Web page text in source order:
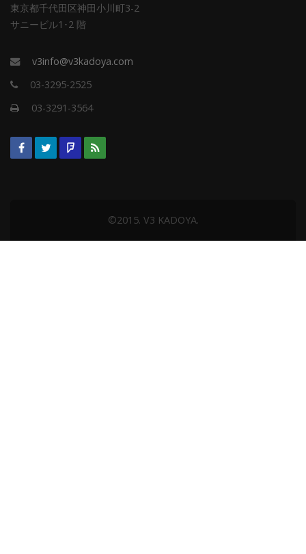
東京都千代田区神田小川町3-2
サニービル1･2 階
v3info@v3kadoya.com
03-3295-2525
03-3291-3564
©2015. V3 KADOYA.